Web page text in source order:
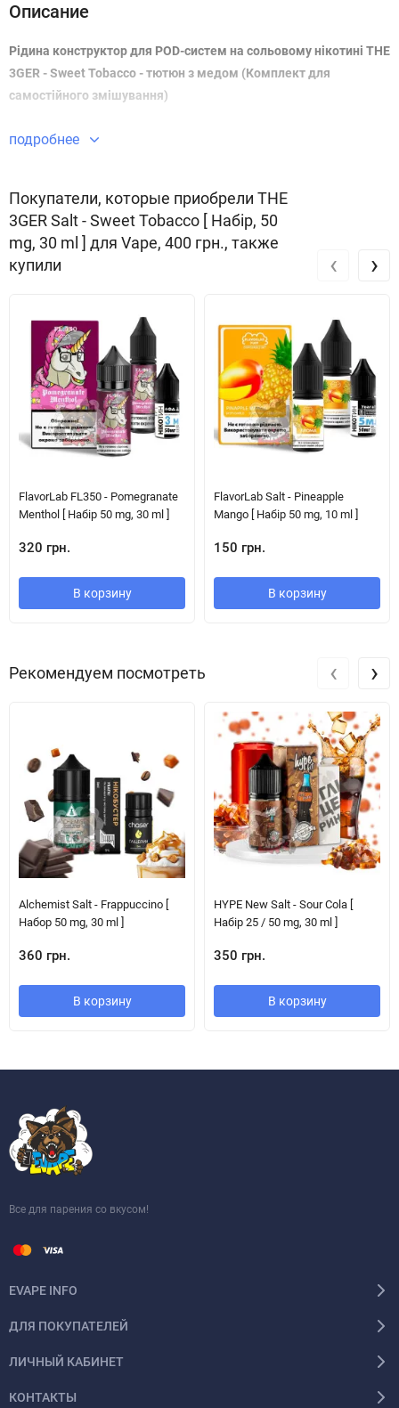
Описание
Рідина конструктор для POD-систем на сольовому нікотині THE
3GER - Sweet Tobacco - тютюн з медом (Комплект для
самостійного змішування)
подробнее
Покупатели, которые приобрели THE
3GER Salt - Sweet Tobacco [ Набір, 50
mg, 30 ml ] для Vape, 400 грн., также
купили
FlavorLab FL350 - Pomegranate
Menthol [ Набір 50 mg, 30 ml ]
320 грн.
В корзину
FlavorLab Salt - Pineapple
Mango [ Набір 50 mg, 10 ml ]
150 грн.
В корзину
‹ ›
Рекомендуем посмотреть
Alchemist Salt - Frappuccino [
Набор 50 mg, 30 ml ]
360 грн.
В корзину
HYPE New Salt - Sour Cola [
Набір 25 / 50 mg, 30 ml ]
350 грн.
В корзину
‹ ›
Все для парения со вкусом!
EVAPE INFO
ДЛЯ ПОКУПАТЕЛЕЙ
ЛИЧНЫЙ КАБИНЕТ
КОНТАКТЫ